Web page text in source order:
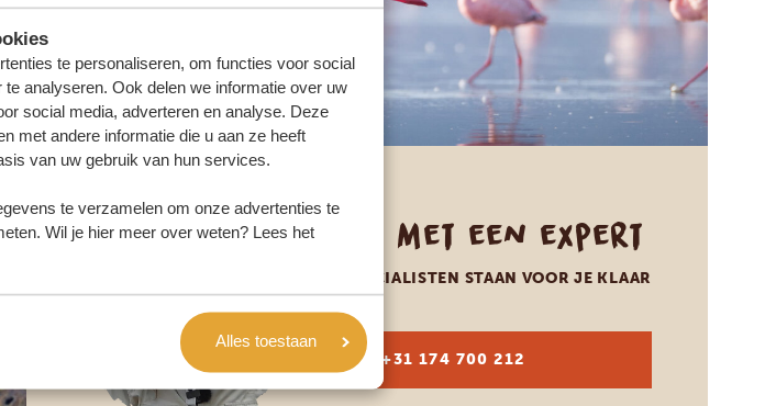
te personaliseren, om functies voor social
analyseren. Ook delen we informatie over uw
social media, adverteren en analyse. Deze
met andere informatie die u aan ze heeft
van uw gebruik van hun services.
te verzamelen om onze advertenties te
Wil je hier meer over weten? Lees het
Alles toestaan
Praat met een expert
ONZE SPECIALISTEN STAAN VOOR JE KLAAR
NL: +31 174 700 212